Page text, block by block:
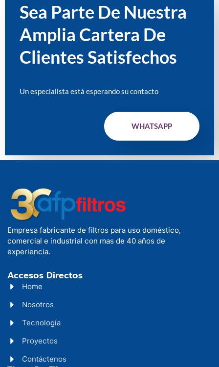
Sea Parte De Nuestra
Amplia Cartera De
Clientes Satisfechos
Un especialista está esperando su contacto
WHATSAPP
Empresa fabricante de filtros para uso doméstico,
comercial e industrial con mas de 40 años de
experiencia.
Accesos Directos
Home
Nosotros
Tecnología
Proyectos
Contáctenos